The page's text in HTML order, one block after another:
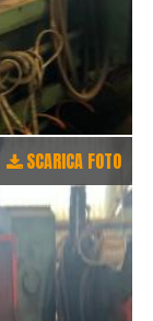
SCARICA FOTO